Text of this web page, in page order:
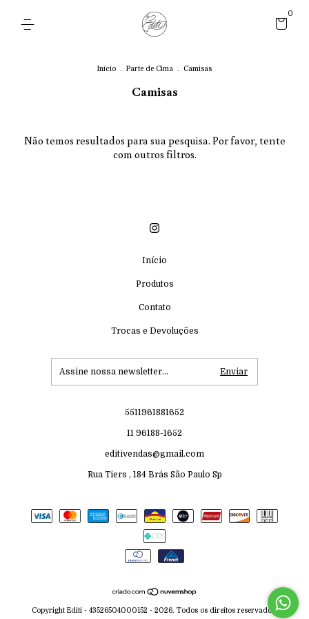
0
Início . Parte de Cima . Camisas
Camisas
Não temos resultados para sua pesquisa. Por favor, tente
com outros filtros.
Início
Produtos
Contato
Trocas e Devoluções
5511961881652
11 96188-1652
editivendas@gmail.com
Rua Tiers , 184 Brás São Paulo Sp
Copyright Editi - 43526504000152 - 2026. Todos os direitos reservados.